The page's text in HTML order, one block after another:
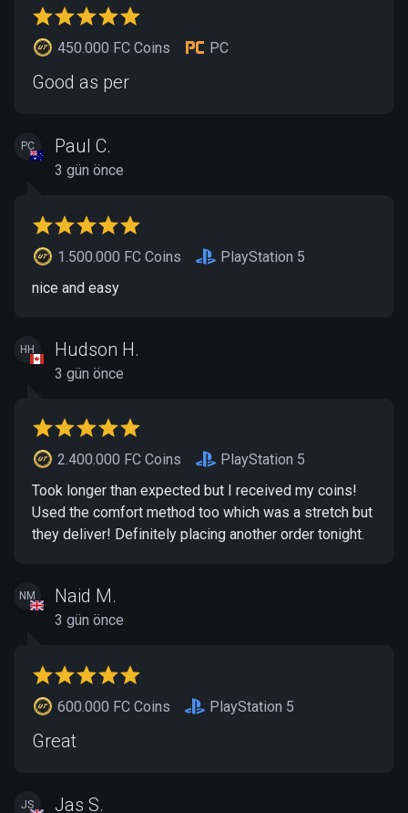
450.000 FC Coins PC
Good as per
PC Paul C.
3 gün önce
1.500.000 FC Coins
PlayStation 5
nice and easy
HH Hudson H.
3 gün önce
2.400.000 FC Coins
PlayStation 5
Took longer than expected but I received my coins!
Used the comfort method too which was a stretch but
they deliver! Definitely placing another order tonight.
NM Naid M.
3 gün önce
600.000 FC Coins PlayStation 5
Great
JS Jas S.